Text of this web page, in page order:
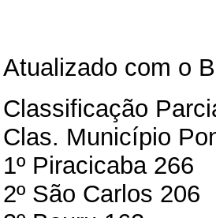
Atualizado com o
Classificação
Clas. Município
1º Piracicaba 266
2º São Carlos 206